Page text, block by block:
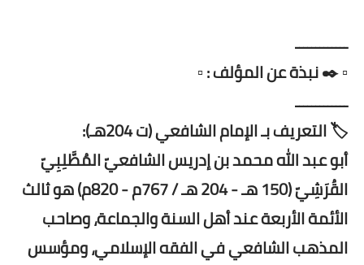
ـــــــــــــ
▫️ ✒️ نبذة عن المؤلف : ▫️
ـــــــــــــ
🏷️ التعريف بـ الإمام الشافعي (ت 204هـ):
أبو عبد الله محمد بن إدريس الشافعيّ المُطَّلِبِيّ
القُرَشِيّ (150 هـ - 204 هـ / 767م - 820م) هو ثالث
الأئمة الأربعة عند أهل السنة والجماعة، وصاحب
المذهب الشافعي في الفقه الإسلامي، ومؤسس